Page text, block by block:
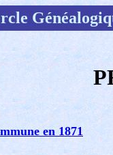
en 1871